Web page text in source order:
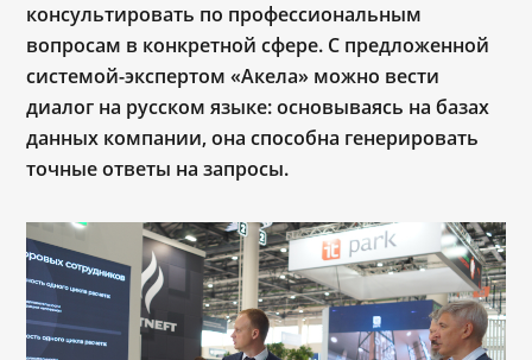
консультировать по профессиональным
вопросам в конкретной сфере. С предложенной
системой-экспертом «Акела» можно вести
диалог на русском языке: основываясь на базах
данных компании, она способна генерировать
точные ответы на запросы.